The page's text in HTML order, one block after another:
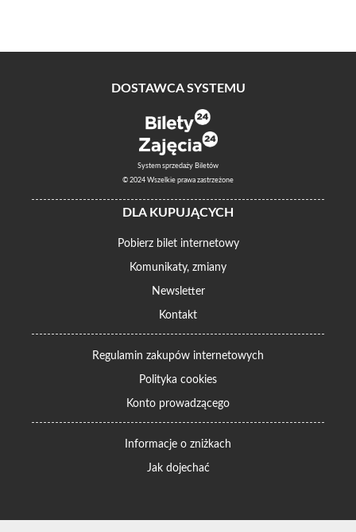
DOSTAWCA SYSTEMU
System sprzedaży Biletów
© 2024 Wszelkie prawa zastrzeżone
DLA KUPUJĄCYCH
Pobierz bilet internetowy
Komunikaty, zmiany
Newsletter
Kontakt
Regulamin zakupów internetowych
Polityka cookies
Konto prowadzącego
Informacje o zniżkach
Jak dojechać